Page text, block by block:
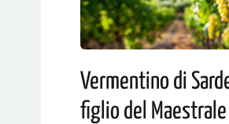
Vermentino di
figlio del Maestrale